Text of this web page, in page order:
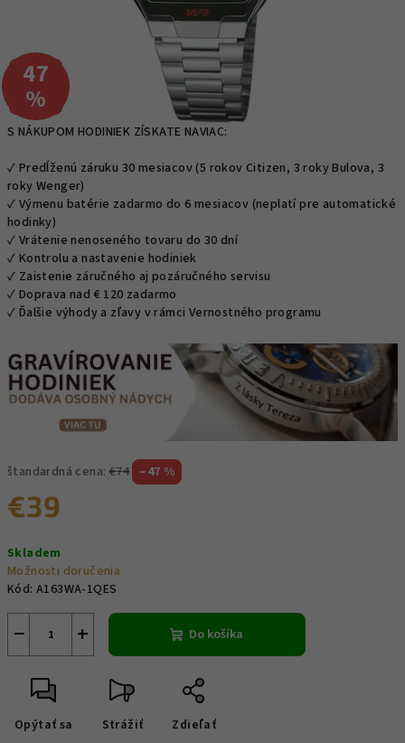
S NÁKUPOM HODINIEK ZÍSKATE NAVIAC:
✓ Predĺženú záruku 30 mesiacov (5 rokov Citizen, 3 roky Bulova, 3
roky Wenger)
✓ Výmenu batérie zadarmo do 6 mesiacov (neplatí pre automatické
hodinky)
✓ Vrátenie nenoseného tovaru do 30 dní
✓ Kontrolu a nastavenie hodiniek
✓ Zaistenie záručného aj pozáručného servisu
✓ Doprava nad € 120 zadarmo
✓ Ďalšie výhody a zľavy v rámci Vernostného programu
štandardná cena: €74 –47 %
€39
cena:
Skladem
Možnosti doručenia
Kód: A163WA-1QES
+
− Do košíka
Opýtať sa Strážiť Zdieľať
47
%